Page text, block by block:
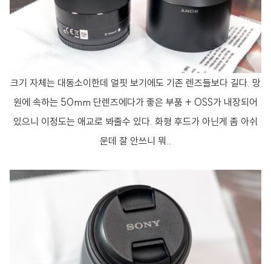
크기 자체는 대동소이한데 얼핏 보기에도 기존 렌즈들보다 길다. 망
원에 속하는 50mm 단렌즈에다가 좋은 부품 + OSS가 내장되어
있으니 이정도는 애교로 봐줄수 있다. 화형 후드가 아닌게 좀 아쉬
운데 잘 안쓰니 뭐..